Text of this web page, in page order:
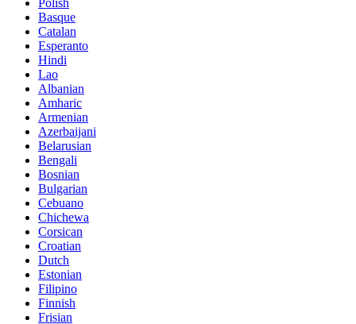
Polish
Basque
Catalan
Esperanto
Hindi
Lao
Albanian
Amharic
Armenian
Azerbaijani
Belarusian
Bengali
Bosnian
Bulgarian
Cebuano
Chichewa
Corsican
Croatian
Dutch
Estonian
Filipino
Finnish
Frisian